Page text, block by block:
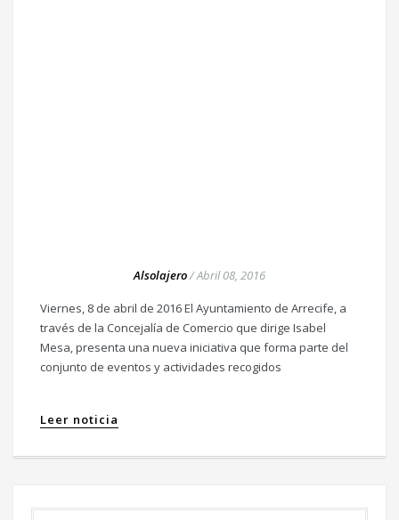
Alsolajero/Abril 08, 2016
Viernes, 8 de abril de 2016 El Ayuntamiento de Arrecife, a
través de la Concejalía de Comercio que dirige Isabel
Mesa, presenta una nueva iniciativa que forma parte del
conjunto de eventos y actividades recogidos
Leer noticia